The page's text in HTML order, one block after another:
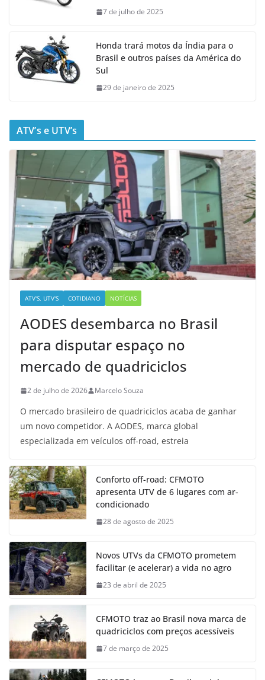
7 de julho de 2025
Honda trará motos da Índia para o
Brasil e outros países da América do
Sul
29 de janeiro de 2025
ATV’s e UTV’s
ATV'S, UTV'S COTIDIANO NOTÍCIAS
AODES desembarca no Brasil
para disputar espaço no
mercado de quadriciclos
2 de julho de 2026 Marcelo Souza
O mercado brasileiro de quadriciclos acaba de ganhar
um novo competidor. A AODES, marca global
especializada em veículos off-road, estreia
Conforto off-road: CFMOTO
apresenta UTV de 6 lugares com ar-
condicionado
28 de agosto de 2025
Novos UTVs da CFMOTO prometem
facilitar (e acelerar) a vida no agro
23 de abril de 2025
CFMOTO traz ao Brasil nova marca de
quadriciclos com preços acessíveis
7 de março de 2025